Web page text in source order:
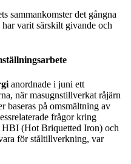
sammankomster det gångna
varit särskilt givande och
anordnade i juni ett
när masugnstillverkat råjärn
baseras på omsmältning av
frågor kring
HBI (Hot Briquetted Iron) och
för ståltillverkning, var